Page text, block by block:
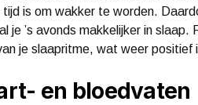
is om wakker te worden.
je ’s avonds makkelijker in
je slaapritme, wat weer positief
en bloedvaten